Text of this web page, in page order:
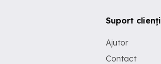
Suport clienți
Ajutor
Contact